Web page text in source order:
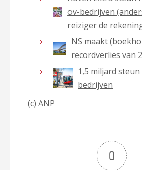
ov-bedrijven
reiziger de
NS maakt
recordverlies van
1,5 miljard
bedrijven
(c) ANP
0